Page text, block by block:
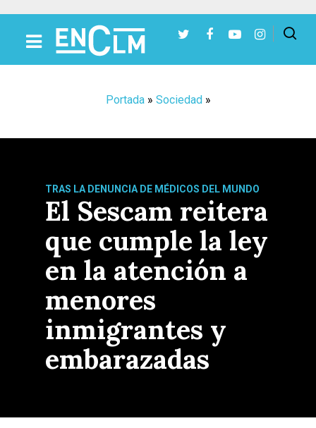
Portada» Sociedad»
TRAS LA DENUNCIA DE MÉDICOS DEL MUNDO
El Sescam reitera
que cumple la ley
en la atención a
menores
inmigrantes y
embarazadas